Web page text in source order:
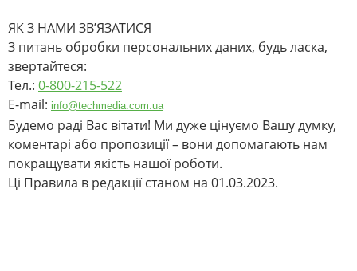
ЯК З НАМИ ЗВ’ЯЗАТИСЯ
З питань обробки персональних даних, будь ласка,
звертайтеся:
Тел.: 0-800-215-522
E-mail: info@techmedia.com.ua
Будемо раді Вас вітати! Ми дуже цінуємо Вашу думку,
коментарі або пропозиції – вони допомагають нам
покращувати якість нашої роботи.
Ці Правила в редакції станом на 01.03.2023.